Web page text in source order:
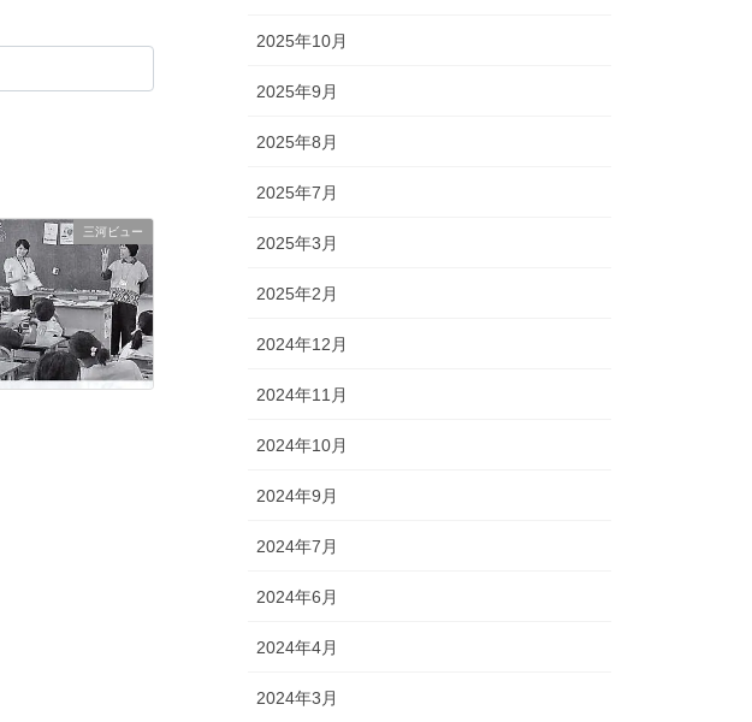
三河ビュー
2025年10月
2025年9月
2025年8月
2025年7月
2025年3月
2025年2月
2024年12月
2024年11月
2024年10月
2024年9月
2024年7月
2024年6月
2024年4月
2024年3月